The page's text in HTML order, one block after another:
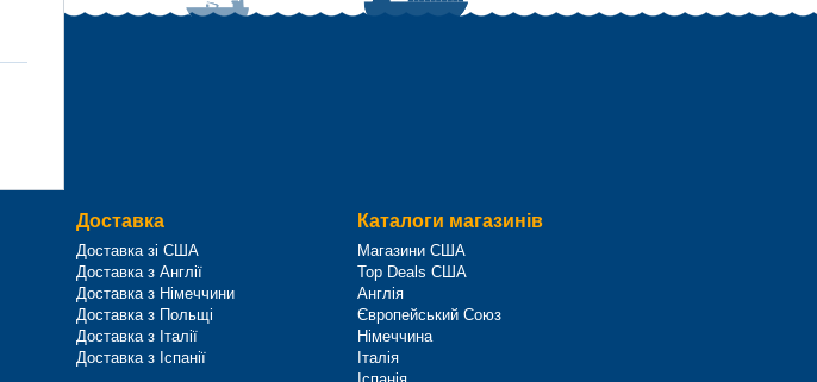
Доставка
Доставка зі США
Доставка з Англії
Доставка з Німеччини
Доставка з Польщі
Доставка з Італії
Доставка з Іспанії
Каталоги магазинів
Магазини США
Top Deals США
Англія
Європейський Союз
Німеччина
Італія